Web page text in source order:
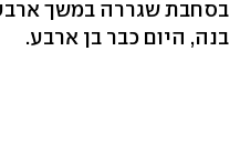
בסחבת שגררה במשך ארבע
בנה, היום כבר בן ארבע.